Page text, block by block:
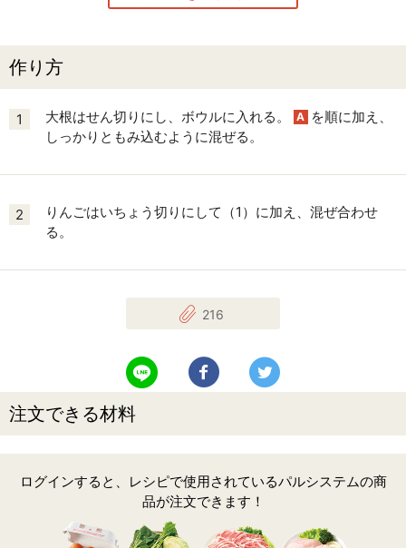
作り方
1 大根はせん切りにし、ボウルに入れる。 A を順に加え、
しっかりともみ込むように混ぜる。
2
りんごはいちょう切りにして（1）に加え、混ぜ合わせ
る。
216
LINEで送る Facebookでシェアする
注文できる材料
ログインすると、レシピで使用されているパルシステムの商
品が注文できます！